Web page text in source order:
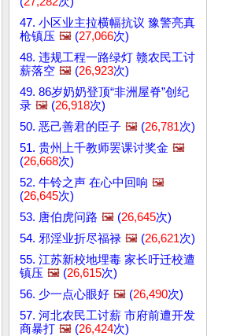
47. 小区业主拉横幅抗议 豫警亮真
枪镇压 🖼️ (27,066次)
48. 违规工程一路绿灯 赣农民工讨
薪落空 🖼️ (26,923次)
49. 86岁奶奶登顶“非洲屋脊”创纪
录 🖼️ (26,918次)
50. 恶己善君的臣子 🖼️ (26,781次)
51. 贵州上千教师罢课讨奖金 🖼️
(26,668次)
52. 牛铃之声 在心中回响 🖼️
(26,645次)
53. 唐伯虎问路 🖼️ (26,645次)
54. 邪淫业折尽福禄 🖼️ (26,621次)
55. 江苏新校地埋毒 家长吁迁校遭
镇压 🖼️ (26,615次)
56. 少一点心眼好 🖼️ (26,490次)
57. 河北农民工讨薪 市府前遭开发
商暴打 🖼️ (26,424次)